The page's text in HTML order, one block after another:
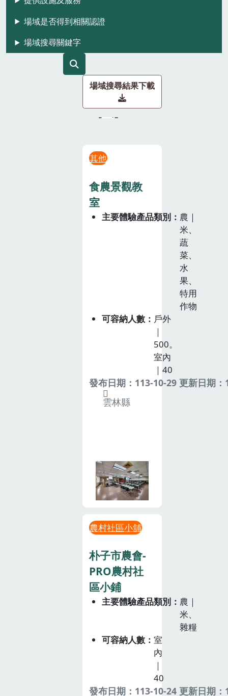
場域是否得到相關認證
場域搜尋關鍵字
場域搜尋結果下載
其他
食農景觀教
室
主要體驗產品類別
農｜
米、
蔬
菜、
水
果、
特用
作物
可容納人數
戶外
｜
500。
室內
｜40
發布日期：113-10-29 更新日期
雲林縣
農村社區小舖
朴子市農會-
PRO農村社
區小鋪
主要體驗產品類別
農｜
米、
雜糧
可容納人數
室
內
｜
40
發布日期：113-10-24 更新日期